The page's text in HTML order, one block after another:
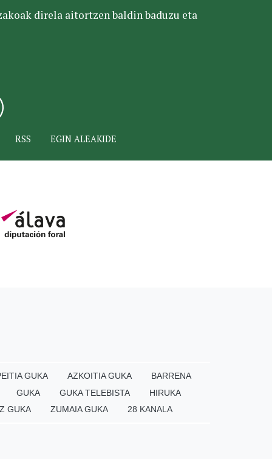
direla aitortzen baldin baduzu eta
RSS EGIN ALEAKIDE
GUKA AZKOITIA GUKA
BARRENA
GUKA
GUKA TELEBISTA
HIRUKA
GUKA
ZUMAIA GUKA 28 KANALA